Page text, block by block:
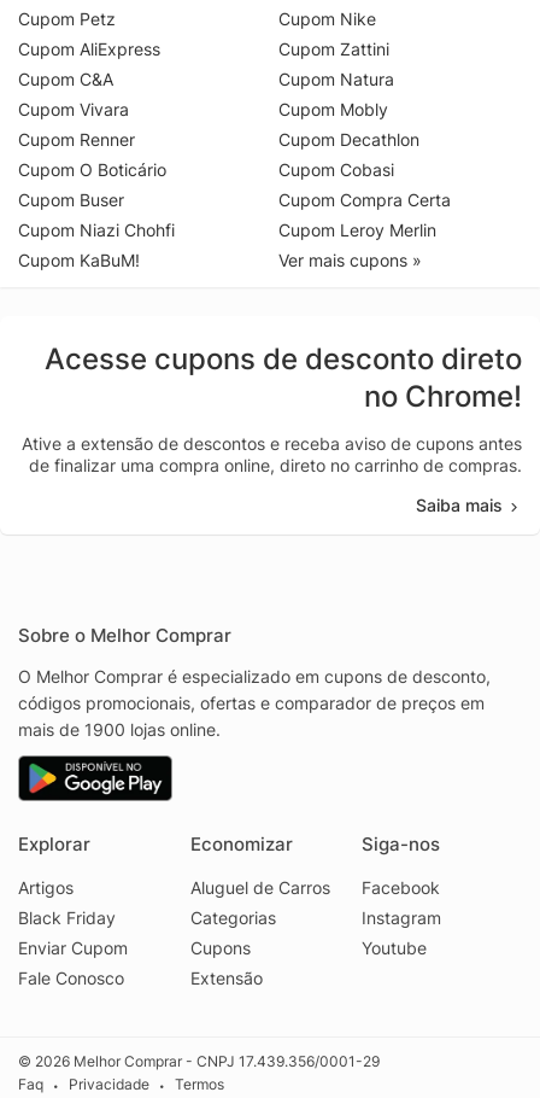
Cupom Petz
Cupom AliExpress
Cupom C&A
Cupom Vivara
Cupom Renner
Cupom O Boticário
Cupom Buser
Cupom Niazi Chohfi
Cupom KaBuM!
Cupom Nike
Cupom Zattini
Cupom Natura
Cupom Mobly
Cupom Decathlon
Cupom Cobasi
Cupom Compra Certa
Cupom Leroy Merlin
Ver mais cupons »
Acesse cupons de desconto direto
no Chrome!
Ative a extensão de descontos e receba aviso de cupons antes
de finalizar uma compra online, direto no carrinho de compras.
Saiba mais
Sobre o Melhor Comprar
O Melhor Comprar é especializado em cupons de desconto,
códigos promocionais, ofertas e comparador de preços em
mais de 1900 lojas online.
Explorar
Artigos
Black Friday
Enviar Cupom
Fale Conosco
Economizar
Aluguel de Carros
Categorias
Cupons
Extensão
Siga-nos
Facebook
Instagram
Youtube
© 2026 Melhor Comprar - CNPJ 17.439.356/0001-29
Faq
• Privacidade • Termos